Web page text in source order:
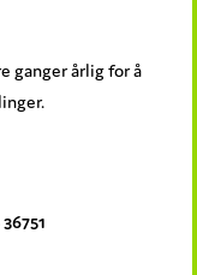
ganger årlig for å